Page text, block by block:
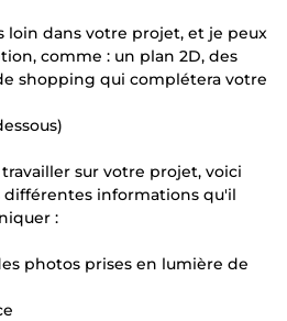
loin dans votre projet, et je peux
comme : un plan 2D, des
shopping qui complétera votre
sur votre projet, voici
différentes informations qu'il
:
photos prises en lumière de